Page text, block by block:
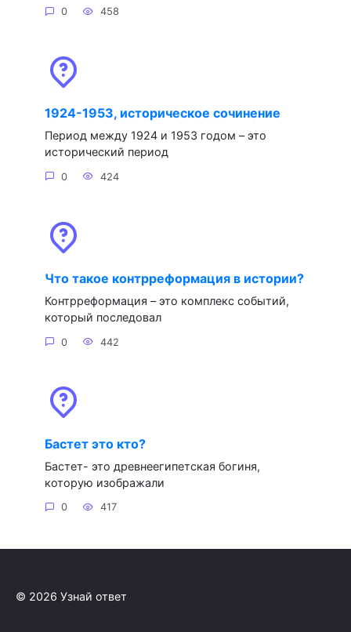
0 458
1924-1953, историческое сочинение
Период между 1924 и 1953 годом – это
исторический период
0 424
Что такое контрреформация в истории?
Контрреформация – это комплекс событий,
который последовал
0 442
Бастет это кто?
Бастет- это древнеегипетская богиня,
которую изображали
0 417
© 2026 Узнай ответ